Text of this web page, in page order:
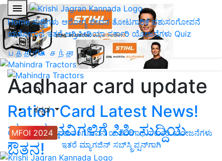
Home ಸುದ್ದಿಗಳು ಆರೋಗ್ಯ ಜೀವನ ತೋಟಗಾರಿಕೆಪಶುಸಂಗೋಪನೆ
ಯಶೋಗಾಥೆ ಇತರೆ ಅಗ್ರಿಪೀಡಿಯಾ ಸರ್ಕಾರಿ ಯೋಜನೆಗಳು Quiz
பத்திரிகை சந்தா
ಕನ್ನಡ
MFOI 2024 ಪಶುಸಂಗೋಪನೆ ಯಶೋಗಾಥೆ ಸರ್ಕಾರಿ ಯೋಜನೆಗಳು
ಇತರೆ ಮ್ಯಾಗಜಿನ್‌ ಸಬ್‌ಸ್ಕ್ರಿಪ್ಷನ್‌ಗಾಗಿ
Aadhaar card update
Ration Card Latest News!
ಫಲಾನುಭವಿಗಳಿಗೆ ಸಿಹಿ ಸುದ್ದಿಯ
ಔತನ!